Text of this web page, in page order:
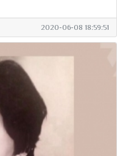
2020-06-08 18:59:51